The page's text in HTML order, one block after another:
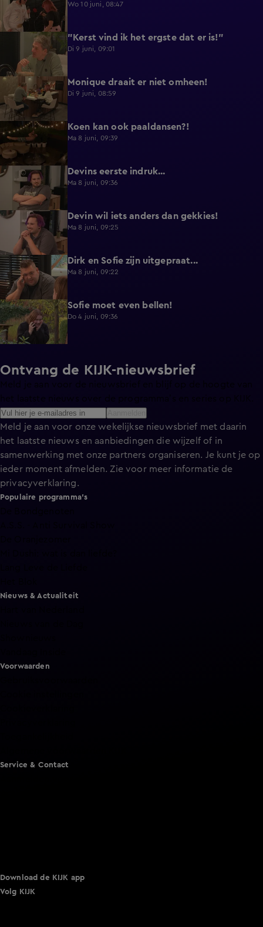
Wo 10 juni, 08:47
"Kerst vind ik het ergste dat er is!"
Di 9 juni, 09:01
0:29 Monique draait er niet omheen!
Di 9 juni, 08:59
0:38 Koen kan ook paaldansen?!
Ma 8 juni, 09:39
0:30 Devins eerste indruk...
Ma 8 juni, 09:36
0:25 Devin wil iets anders dan gekkies!
Ma 8 juni, 09:25
0:26 Dirk en Sofie zijn uitgepraat...
Ma 8 juni, 09:22
1:13 Sofie moet even bellen!
Do 4 juni, 09:36
Ontvang de KIJK-nieuwsbrief
Meld je aan voor onze wekelijkse nieuwsbrief met daarin
het laatste nieuws en aanbiedingen die wijzelf of in
samenwerking met onze partners organiseren. Je kunt je op
ieder moment afmelden. Zie voor meer informatie de
privacyverklaring.
Populaire programma's
Nieuws & Actualiteit
Voorwaarden
Service & Contact
Download de KIJK app
Volg KIJK